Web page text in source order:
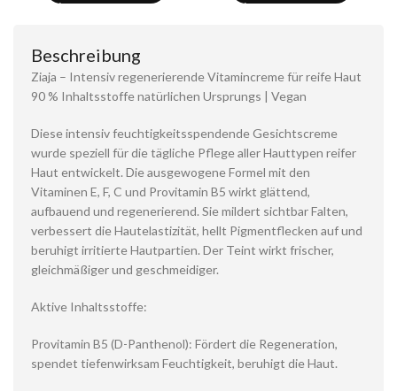
Beschreibung
Ziaja – Intensiv regenerierende Vitamincreme für reife Haut
90 % Inhaltsstoffe natürlichen Ursprungs | Vegan
Diese intensiv feuchtigkeitsspendende Gesichtscreme
wurde speziell für die tägliche Pflege aller Hauttypen reifer
Haut entwickelt. Die ausgewogene Formel mit den
Vitaminen E, F, C und Provitamin B5 wirkt glättend,
aufbauend und regenerierend. Sie mildert sichtbar Falten,
verbessert die Hautelastizität, hellt Pigmentflecken auf und
beruhigt irritierte Hautpartien. Der Teint wirkt frischer,
gleichmäßiger und geschmeidiger.
Aktive Inhaltsstoffe:
Provitamin B5 (D-Panthenol): Fördert die Regeneration,
spendet tiefenwirksam Feuchtigkeit, beruhigt die Haut.